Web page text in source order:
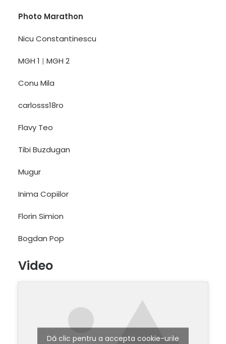
Photo Marathon
Nicu Constantinescu
MGH 1 | MGH 2
Conu Mila
carlosss18ro
Flavy Teo
Tibi Buzdugan
Mugur
Inima Copiilor
Florin Simion
Bogdan Pop
Video
Dă clic pentru a accepta cookie-urile